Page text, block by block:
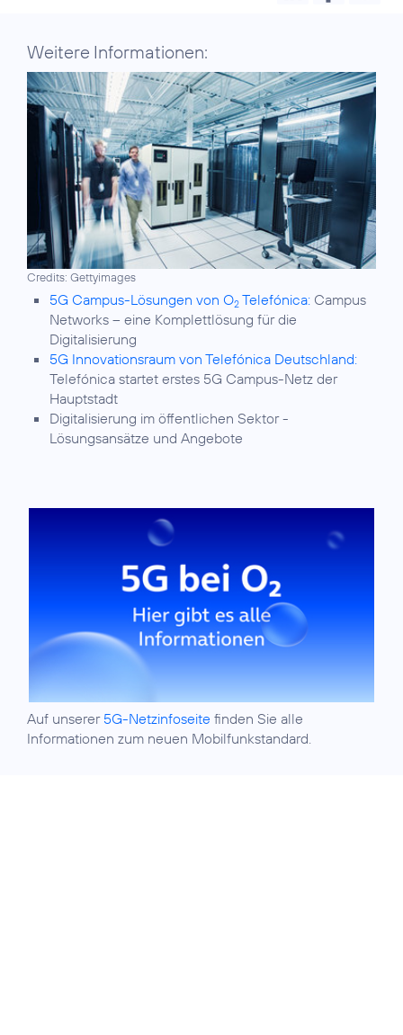
Weitere Informationen:
Credits: Gettyimages
5G Campus-Lösungen von O2 Telefónica: Campus
Networks – eine Komplettlösung für die
Digitalisierung
5G Innovationsraum von Telefónica Deutschland:
Telefónica startet erstes 5G Campus-Netz der
Hauptstadt
Digitalisierung im öffentlichen Sektor-
Lösungsansätze und Angebote
Auf unserer 5G-Netzinfoseite finden Sie alle
Informationen zum neuen Mobilfunkstandard.